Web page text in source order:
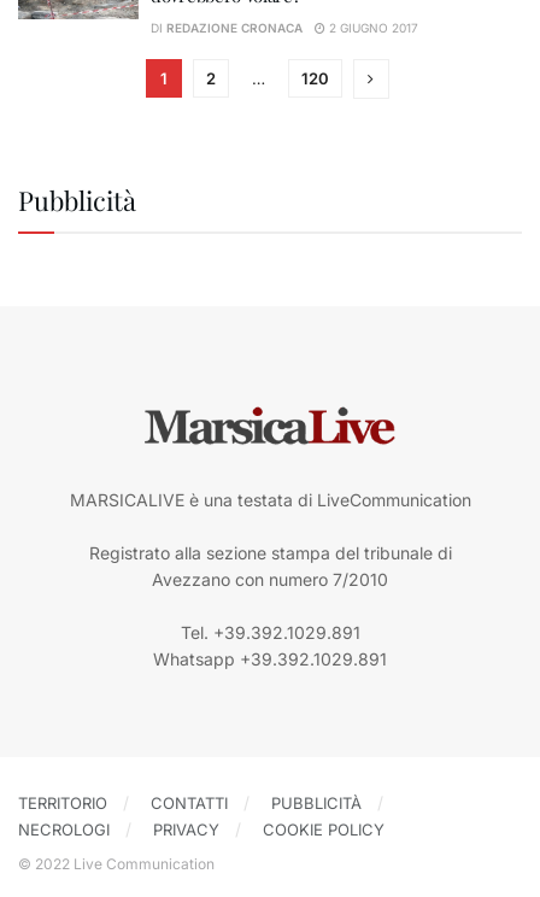
DI REDAZIONE CRONACA 2 GIUGNO 2017
1 2 … 120
Pubblicità
MARSICALIVE è una testata di LiveCommunication
Registrato alla sezione stampa del tribunale di
Avezzano con numero 7/2010
Tel. +39.392.1029.891
Whatsapp +39.392.1029.891
TERRITORIO CONTATTI
PUBBLICITÀ
NECROLOGI
PRIVACY COOKIE POLICY
© 2022 Live Communication